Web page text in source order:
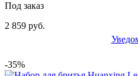
Под заказ
2 859 руб.
-35%